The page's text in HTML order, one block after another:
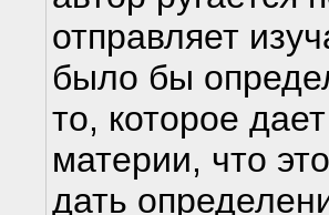
отправляет
было бы
то, которое
материи, что
дать